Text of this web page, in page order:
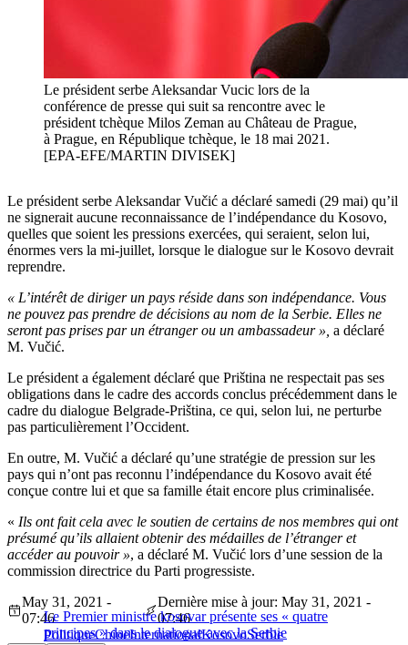
Le président serbe Aleksandar Vucic lors de la
conférence de presse qui suit sa rencontre avec le
président tchèque Milos Zeman au Château de Prague,
à Prague, en République tchèque, le 18 mai 2021.
[EPA-EFE/MARTIN DIVISEK]
Le président serbe Aleksandar Vučić a déclaré samedi (29 mai) qu’il
ne signerait aucune reconnaissance de l’indépendance du Kosovo,
quelles que soient les pressions exercées, qui seraient, selon lui,
énormes vers la mi-juillet, lorsque le dialogue sur le Kosovo devrait
reprendre.
« L’intérêt de diriger un pays réside dans son indépendance. Vous
ne pouvez pas prendre de décisions au nom de la Serbie. Elles ne
seront pas prises par un étranger ou un ambassadeur », a déclaré
M. Vučić.
Le président a également déclaré que Priština ne respectait pas ses
obligations dans le cadre des accords conclus précédemment dans le
cadre du dialogue Belgrade-Priština, ce qui, selon lui, ne perturbe
pas particulièrement l’Occident.
En outre, M. Vučić a déclaré qu’une stratégie de pression sur les
pays qui n’ont pas reconnu l’indépendance du Kosovo avait été
conçue contre lui et que sa famille était encore plus criminalisée.
« Ils ont fait cela avec le soutien de certains de nos membres qui ont
présumé qu’ils allaient obtenir des médailles de l’étranger et
accéder au pouvoir », a déclaré M. Vučić lors d’une session de la
commission directrice du Parti progressiste.
Le Premier ministre kosovar présente ses « quatre
principes » dans le dialogue avec la Serbie
May 31, 2021 -
07:46
Dernière mise à jour: May 31, 2021 -
07:46
PolitiqueChineInternationalKosovoSerbie